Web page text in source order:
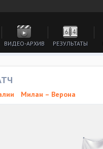
ВИДЕО-АРХИВ РЕЗУЛЬТАТЫ
Милан – Верона